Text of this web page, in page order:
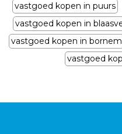
vastgoed kopen in puurs
vastgoed kopen in
vastgoed kopen in bornem
vastgoed